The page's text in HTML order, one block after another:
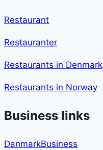
Restaurant
Restauranter
Restaurants in Denmark
Restaurants in Norway
Business links
DanmarkBusiness